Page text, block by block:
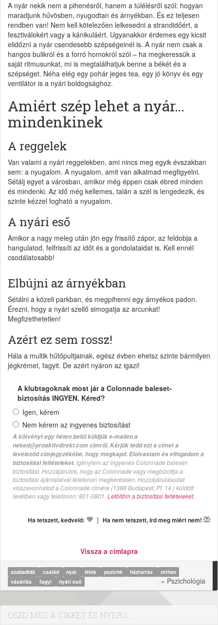
A nyár nekik nem a pihenésről, hanem a túlélésről szól: hogyan
maradjunk hűvösben, nyugodtan és árnyékban. És ez teljesen
rendben van! Nem kell kötelezően lelkesedni a strandidőért, a
fesztiválokért vagy a kánikuláért. Ugyanakkor érdemes egy kicsit
elidőzni a nyár csendesebb szépségeinél is. A nyár nem csak a
hangos bulikról és a forró homokról szól – ha megkeressük a
saját ritmusunkat, mi is megtalálhatjuk benne a békét és a
szépséget. Néha elég egy pohár jeges tea, egy jó könyv és egy
ventilátor is a nyári boldogsághoz.
Amiért szép lehet a nyár…
mindenkinek
A reggelek
Van valami a nyári reggelekben, ami nincs meg egyik évszakban
sem: a nyugalom. A nyugalom, amit van alkalmad megfigyelni.
Sétálj egyet a városban, amikor még éppen csak ébred minden
és mindenki. Az idő még kellemes, talán a szél is lengedezik, és
szinte kézzel fogható a nyugalom.
A nyári eső
Amikor a nagy meleg után jön egy frissítő zápor, az feldobja a
hangulatod, felfrissíti az időt és a gondolataidat is. Kell ennél
csodálatosabb!
Elbújni az árnyékban
Sétálni a közeli parkban, és megpihenni egy árnyékos padon.
Érezni, hogy a nyári szellő simogatja az arcunkat!
Megfizethetetlen!
Azért ez sem rossz!
Hála a multik hűtőpultjainak, egész évben ehetsz szinte bármilyen
jégkrémet, fagyit. De azért nyáron az igazi!
A klubtagoknak most jár a Colonnade baleset-
biztosítás INGYEN. Kéred?
Igen, kérem
Nem kérem az ingyenes biztosítást
A kötvényt egy héten belül küldjük e-mailen a
neked@proaktivdirekt.com címről. Kérjük tedd ezt a címet a
leveleződ címjegyzékébe, hogy megkapd. Elolvastam és elfogadom a
biztosítási feltételeket, igénylem az ingyenes Colonnade baleset-
biztosítást. Hozzájárulok, hogy az Colonnade vagy megbízottja a
biztosítási ajánlataival telefonon megkeressen. Hozzájárulásodat
visszavonhatod a Colonnade címére (1388 Budapest, Pf. 14.) küldött
levélben vagy telefonon: 801-0801. Letöltöm a biztosítási feltételeket.
Ha tetszett, kedveld: | Ha nem tetszett, írd meg miért nem!
Vissza a címlapra
szabadidő család nyár lélek psziché háztartás
otthon
vásárlás
fagyi nyári eső » Pszichológia
OSZD MEG A CIKKET ÉS NYERJ...